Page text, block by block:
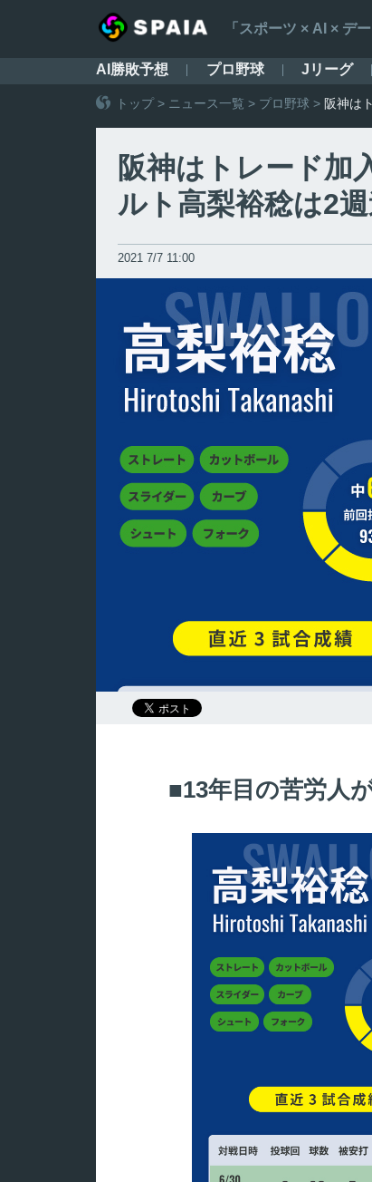
「スポーツ × AI × デ
AI勝敗予想 プロ野球 Jリーグ
トップ> ニュース一覧 > プロ野球 > 阪神は
阪神はトレード
ルト高梨裕稔は2
2021 7/7 11:00
13年目の苦労人